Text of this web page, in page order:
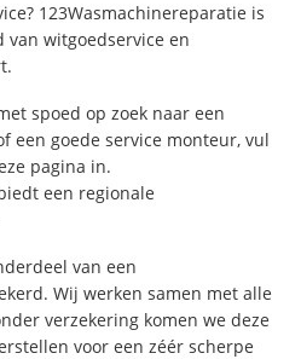
123Wasmachinereparatie is
witgoedservice en
spoed op zoek naar een
een goede service monteur, vul
pagina in.
een regionale
van een
Wij werken samen met alle
verzekering komen we deze
voor een zéér scherpe